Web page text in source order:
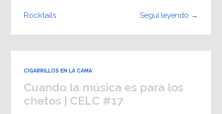
Seguí leyendo →
Rocktails
CIGARRILLOS EN LA CAMA
Cuando la música es para los
chetos | CELC #17